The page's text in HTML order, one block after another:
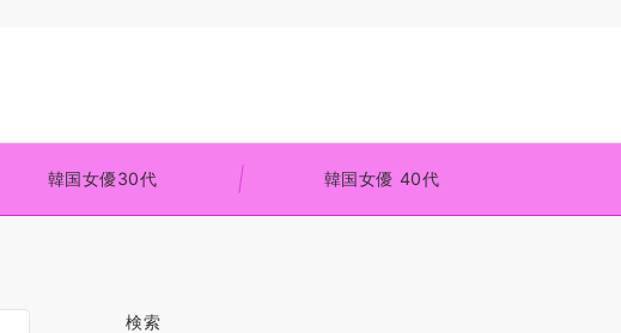
韓国女優30代 韓国女優 40代
検索